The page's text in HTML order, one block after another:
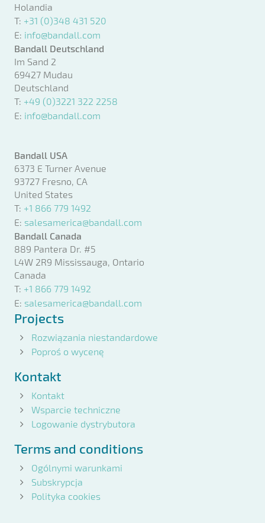
Holandia
T: +31 (0)348 431 520
E: info@bandall.com
Bandall Deutschland
Im Sand 2
69427 Mudau
Deutschland
T: +49 (0)3221 322 2258
E: info@bandall.com
Bandall USA
6373 E Turner Avenue
93727 Fresno, CA
United States
T: +1 866 779 1492
E: salesamerica@bandall.com
Bandall Canada
889 Pantera Dr. #5
L4W 2R9 Mississauga, Ontario
Canada
T: +1 866 779 1492
E: salesamerica@bandall.com
Projects
Rozwiązania niestandardowe
Poproś o wycenę
Kontakt
Kontakt
Wsparcie techniczne
Logowanie dystrybutora
Terms and conditions
Ogólnymi warunkami
Subskrypcja
Polityka cookies